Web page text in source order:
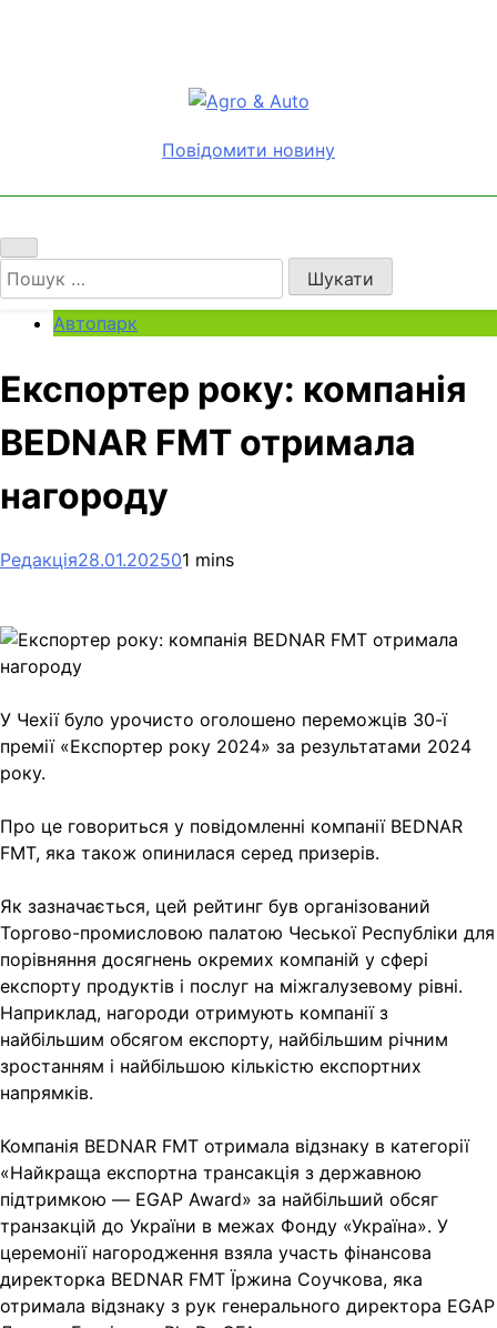
Agro & Auto
Новини агротеху та логістики
Повідомити новину
Пошук:
Автопарк
Експортер року: компанія
BEDNAR FMT отримала
нагороду
Редакція28.01.202501 mins
У Чехії було урочисто оголошено переможців 30-ї
премії «Експортер року 2024» за результатами 2024
року.
Про це говориться у повідомленні компанії BEDNAR
FMT, яка також опинилася серед призерів.
Як зазначається, цей рейтинг був організований
Торгово-промисловою палатою Чеської Республіки для
порівняння досягнень окремих компаній у сфері
експорту продуктів і послуг на міжгалузевому рівні.
Наприклад, нагороди отримують компанії з
найбільшим обсягом експорту, найбільшим річним
зростанням і найбільшою кількістю експортних
напрямків.
Компанія BEDNAR FMT отримала відзнаку в категорії
«Найкраща експортна трансакція з державною
підтримкою — EGAP Award» за найбільший обсяг
транзакцій до України в межах Фонду «Україна». У
церемонії нагородження взяла участь фінансова
директорка BEDNAR FMT Їржина Соучкова, яка
отримала відзнаку з рук генерального директора EGAP